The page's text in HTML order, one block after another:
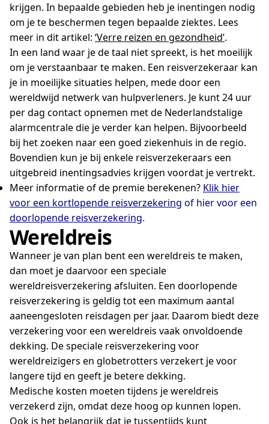
krijgen. In bepaalde gebieden heb je inentingen nodig
om je te beschermen tegen bepaalde ziektes. Lees
meer in dit artikel: ‘Verre reizen en gezondheid’.
In een land waar je de taal niet spreekt, is het moeilijk
om je verstaanbaar te maken. Een reisverzekeraar kan
je in moeilijke situaties helpen, mede door een
wereldwijd netwerk van hulpverleners. Je kunt 24 uur
per dag contact opnemen met de Nederlandstalige
alarmcentrale die je verder kan helpen. Bijvoorbeeld
bij het zoeken naar een goed ziekenhuis in de regio.
Bovendien kun je bij enkele reisverzekeraars een
uitgebreid inentingsadvies krijgen voordat je vertrekt.
Meer informatie of de premie berekenen? Klik hier
voor een kortlopende reisverzekering of hier voor een
doorlopende reisverzekering.
Wereldreis
Wanneer je van plan bent een wereldreis te maken,
dan moet je daarvoor een speciale
wereldreisverzekering afsluiten. Een doorlopende
reisverzekering is geldig tot een maximum aantal
aaneengesloten reisdagen per jaar. Daarom biedt deze
verzekering voor een wereldreis vaak onvoldoende
dekking. De speciale reisverzekering voor
wereldreizigers en globetrotters verzekert je voor
langere tijd en geeft je betere dekking.
Medische kosten moeten tijdens je wereldreis
verzekerd zijn, omdat deze hoog op kunnen lopen.
Ook is het belangrijk dat je tussentijds kunt